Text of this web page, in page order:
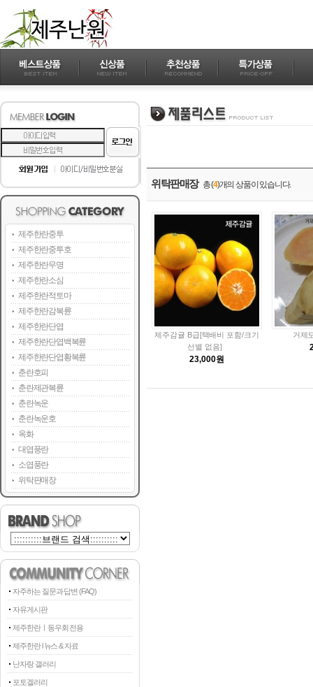
제주한란중투
제주한란중투호
제주한란무명
제주한란소심
제주한란적토마
제주한란감복륜
제주한란단엽
제주한란단엽백복륜
제주한란단엽황복륜
춘란호피
춘란제관복륜
춘란녹운
춘란녹운호
옥화
대엽풍란
소엽풍란
위탁판매장
자주하는 질문과 답변 (FAQ)
자유게시판
제주한란ㅣ동우회 전용
제주한란 l 뉴스 & 자료
난자랑 갤러리
포토겔러리
위탁판매장 총 (4)개의 상품이 있습니다.
제주감귤 B급[택배비 포함/크기
선별 없음]
23,000원
거제